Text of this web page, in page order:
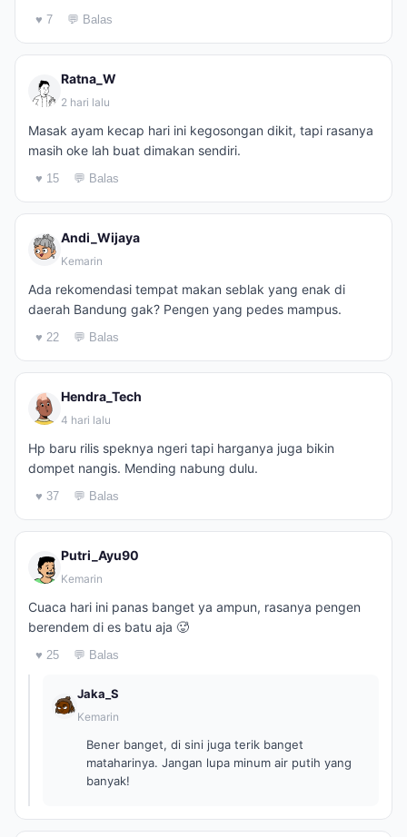
♥ 7 💬 Balas
Ratna_W
2 hari lalu
Masak ayam kecap hari ini kegosongan dikit, tapi rasanya
masih oke lah buat dimakan sendiri.
♥ 15 💬 Balas
Andi_Wijaya
Kemarin
Ada rekomendasi tempat makan seblak yang enak di
daerah Bandung gak? Pengen yang pedes mampus.
♥ 22 💬 Balas
Hendra_Tech
4 hari lalu
Hp baru rilis speknya ngeri tapi harganya juga bikin
dompet nangis. Mending nabung dulu.
♥ 37 💬 Balas
Putri_Ayu90
Kemarin
Cuaca hari ini panas banget ya ampun, rasanya pengen
berendem di es batu aja 🥵
♥ 25 💬 Balas
Jaka_S
Kemarin
Bener banget, di sini juga terik banget
mataharinya. Jangan lupa minum air putih yang
banyak!